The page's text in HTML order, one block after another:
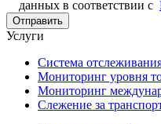
данных в соответствии с
Услуги
Система
Мониторинг уровня
Мониторинг
Слежение за